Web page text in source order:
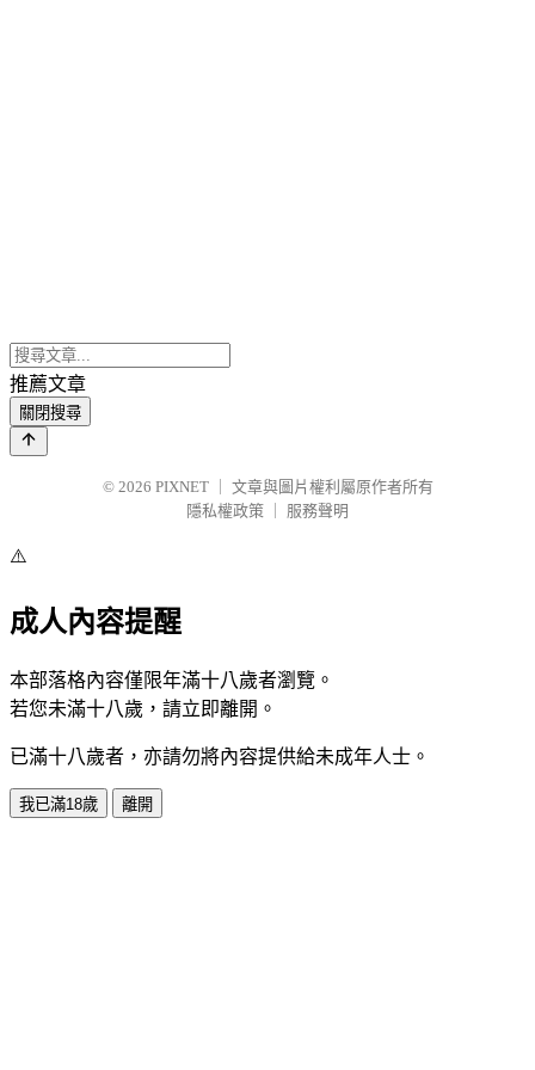
推薦文章
關閉搜尋
© 2026 PIXNET
文章與圖片權利屬原作者所有
隱私權政策
服務聲明
⚠️
成人內容提醒
本部落格內容僅限年滿十八歲者瀏覽。
若您未滿十八歲，請立即離開。
已滿十八歲者，亦請勿將內容提供給未成年人士。
我已滿18歲 離開